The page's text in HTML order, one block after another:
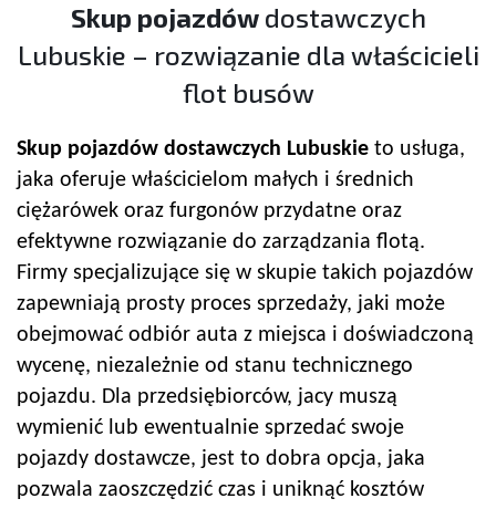
Skup pojazdówdostawczych
Lubuskie – rozwiązanie dla właścicieli
flot busów
Skup pojazdów dostawczych Lubuskie to usługa,
jaka oferuje właścicielom małych i średnich
ciężarówek oraz furgonów przydatne oraz
efektywne rozwiązanie do zarządzania flotą.
Firmy specjalizujące się w skupie takich pojazdów
zapewniają prosty proces sprzedaży, jaki może
obejmować odbiór auta z miejsca i doświadczoną
wycenę, niezależnie od stanu technicznego
pojazdu. Dla przedsiębiorców, jacy muszą
wymienić lub ewentualnie sprzedać swoje
pojazdy dostawcze, jest to dobra opcja, jaka
pozwala zaoszczędzić czas i uniknąć kosztów